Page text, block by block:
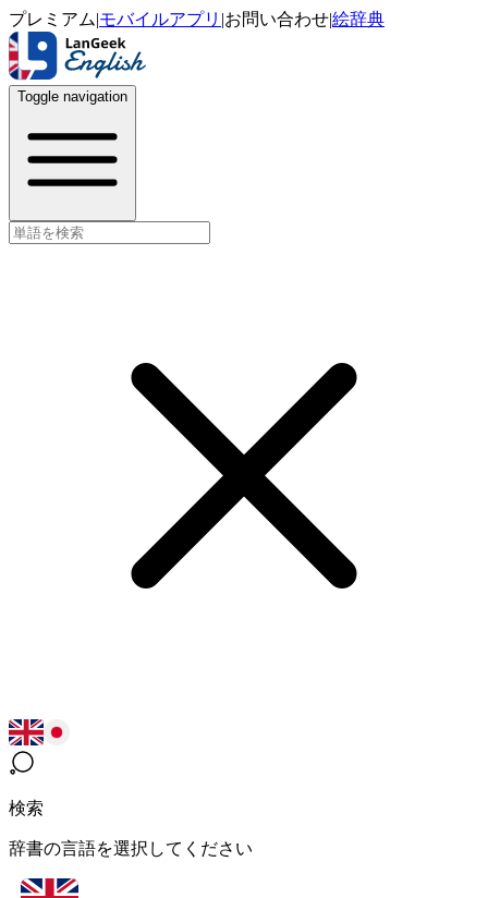
プレミアム|モバイルアプリ |お問い合わせ|絵辞典
Toggle navigation
検索
辞書の言語を選択してください